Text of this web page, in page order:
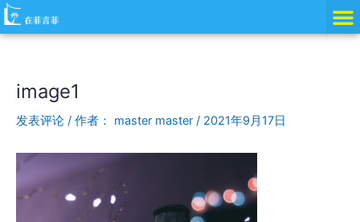
跳
至
image1
发表评论 / 作者： master master / 2021年9月17日
Post
navigation